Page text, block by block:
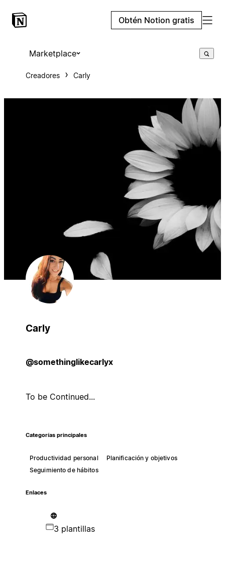
Obtén Notion gratis
Marketplace
Creadores Carly
Carly
@somethinglikecarlyx
To be Continued...
Categorías principales
Productividad personal
Planificación y objetivos
Seguimiento de hábitos
Enlaces
3 plantillas